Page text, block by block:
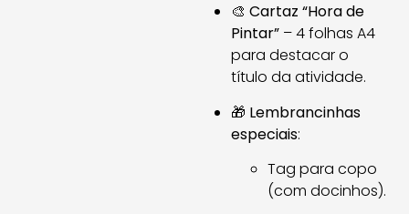
🎨 Cartaz “Hora de
Pintar”– 4 folhas A4
para destacar o
título da atividade.
🎁 Lembrancinhas
especiais:
Tag para copo
(com docinhos).